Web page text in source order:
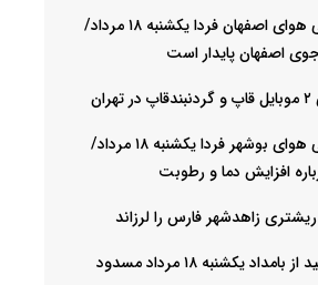
پیش بینی هوای اصفهان فردا یکشنبه ۱۸ مرداد/
اصفهان پایدار است
پیش بینی هوای بوشهر فردا یکشنبه ۱۸ مرداد/
افزایش دما و رطوبت
تونل توحید از بامداد یکشنبه ۱۸ مرداد مسدود